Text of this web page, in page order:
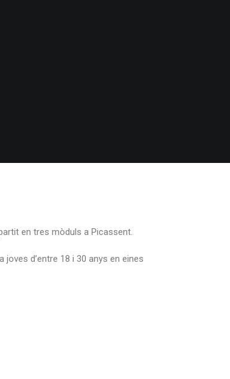
en tres mòduls a Picassent.
d’entre 18 i 30 anys en eines